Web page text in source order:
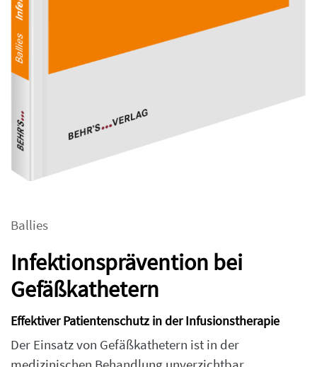
Ballies
Infektionsprävention bei
Gefäßkathetern
Effektiver Patientenschutz in der Infusionstherapie
Der Einsatz von Gefäßkathetern ist in der